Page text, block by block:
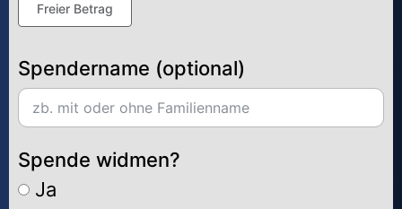
Freier Betrag
Spendername (optional)
Spende widmen?
Ja